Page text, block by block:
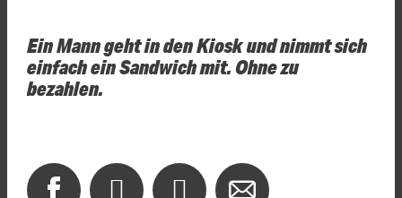
Ein Mann geht in den Kiosk und nimmt sich
einfach ein Sandwich mit. Ohne zu
bezahlen.